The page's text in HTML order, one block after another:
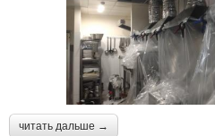
читать дальше →